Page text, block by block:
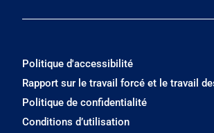
Politique d'accessibilité
Rapport sur le travail forcé et le travail
Politique de confidentialité
Conditions d’utilisation